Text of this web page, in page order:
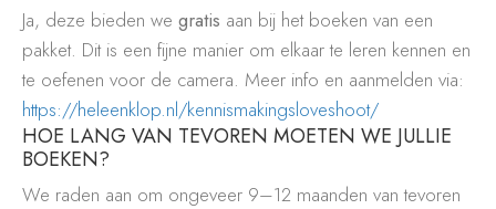
Ja, deze bieden we gratis aan bij het boeken van een
pakket. Dit is een fijne manier om elkaar te leren kennen en
te oefenen voor de camera. Meer info en aanmelden via:
https://heleenklop.nl/kennismakingsloveshoot/
HOE LANG VAN TEVOREN MOETEN WE JULLIE
BOEKEN?
We raden aan om ongeveer 9–12 maanden van tevoren